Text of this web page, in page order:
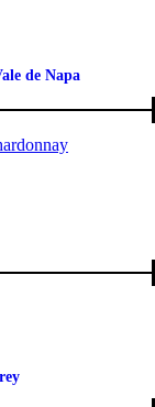
de Napa